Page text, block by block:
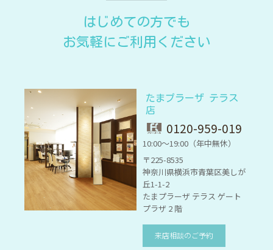
はじめての方でも
お気軽にご利用ください
たまプラーザ テラス
店
0120-959-019
10:00～19:00（年中無休）
〒225-8535
神奈川県横浜市青葉区美しが
丘1-1-2
たまプラーザ テラス ゲート
プラザ 2 階
来店相談のご予約